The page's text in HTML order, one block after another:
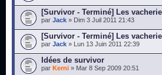
[Survivor - Terminé] Les
par Jack » Dim 3 Juil 2011 21:43
[Survivor - Terminé] Les
par Jack » Lun 13 Juin 2011 22:39
Idées de survivor
par Kerni » Mar 8 Sep 2009 20:51